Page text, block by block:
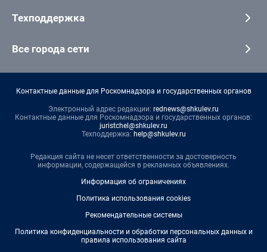
Техподдержка
Все города сети
Контактные данные для Роскомнадзора и государственных органов
Электронный адрес редакции: rednews@shkulev.ru
Контактные данные для Роскомнадзора и государственных органов:
juristchel@shkulev.ru
Техподдержка: help@shkulev.ru
Редакция сайта не несет ответственности за достоверность
информации, содержащейся в рекламных объявлениях.
Информация об ограничениях
Политика использования cookies
Рекомендательные системы
Политика конфиденциальности и обработки персональных данных и
правила использования сайта